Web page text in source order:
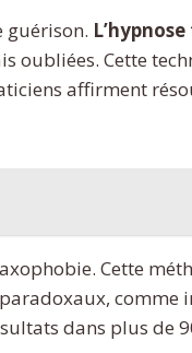
guérison.
oubliées. Cette
affirment
Cette
dans plus de